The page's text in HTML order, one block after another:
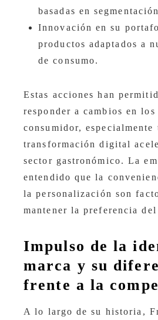
basadas en
Innovación en su
productos adaptados a
de consumo.
Estas acciones han
responder a cambios en
consumidor, especialmente
transformación digital
sector gastronómico. La
entendido que la
la personalización son
mantener la preferencia del
Impulso de la
marca y su
frente a la
A lo largo de su historia,